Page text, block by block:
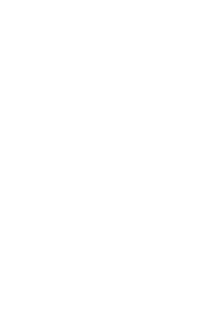
小屋住宿以及供電或
聯絡友善的工作人員